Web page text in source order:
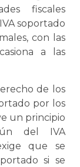
fiscales
soportado
con las
a las
de los
por los
un principio
del IVA
que se
si se